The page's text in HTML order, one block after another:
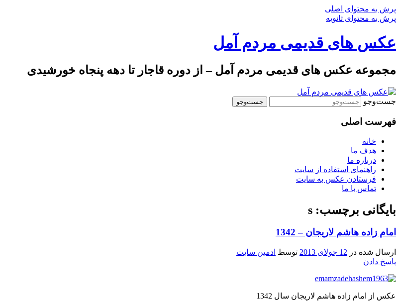
پرش به محتوای اصلی
پرش به محتوای ثانویه
عکس های قدیمی مردم آمل
مجموعه عکس های قدیمی مردم آمل – از دوره قاجار تا دهه پنجاه خورشیدی
جست‌وجو
فهرست اصلی
خانه
هدف ما
درباره ما
راهنمای استفاده از سایت
فرستادن عکس به سایت
تماس با ما
بایگانی برچسب: s
امام زاده هاشم لاریجان – 1342
ارسال شده در 12 جولای 2013 توسط ادمین سایت
پاسخ دادن
عکس از امام زاده هاشم لاریجان سال 1342